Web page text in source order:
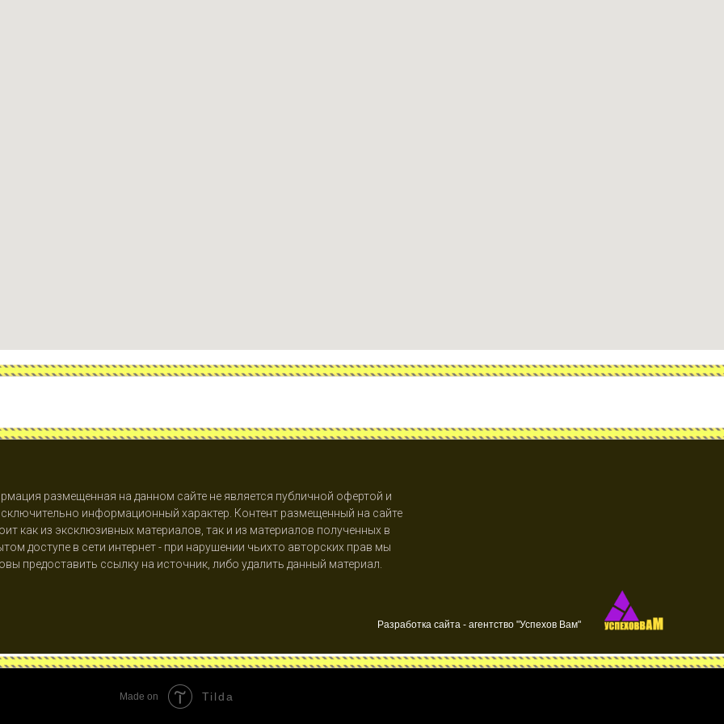
размещенная на данном сайте не является публичной офертой и
информационный характер. Контент размещенный на сайте
как из эксклюзивных материалов, так и из материалов полученных в
доступе в сети интернет - при нарушении чьихто авторских прав мы
предоставить ссылку на источник, либо удалить данный материал.
Разработка сайта - агентство "Успехов Вам"
Made on Tilda